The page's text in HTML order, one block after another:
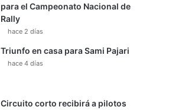
para el Campeonato Nacional de
Rally
hace 2 días
Triunfo en casa para Sami Pajari
hace 4 días
Circuito corto recibirá a pilotos